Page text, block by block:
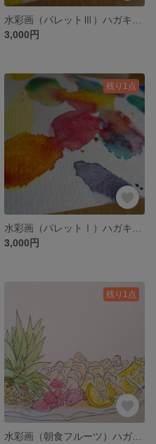
3,000円
残り1点
3,000円
残り1点